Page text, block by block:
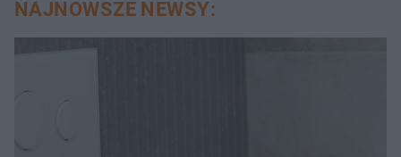
NAJNOWSZE NEWSY: